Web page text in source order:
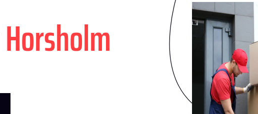
Horsholm